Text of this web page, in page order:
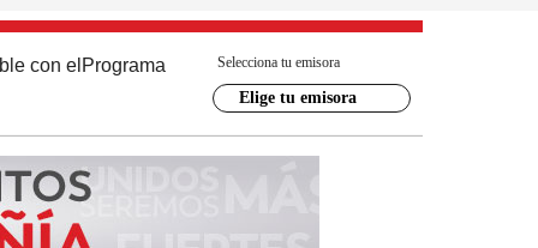
con el Programa Selecciona tu emisora
Elige tu emisora